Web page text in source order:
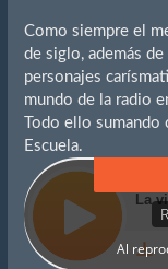
Como siempre el
de siglo, además
personajes
mundo de la radio
Todo ello sumando
Escuela.